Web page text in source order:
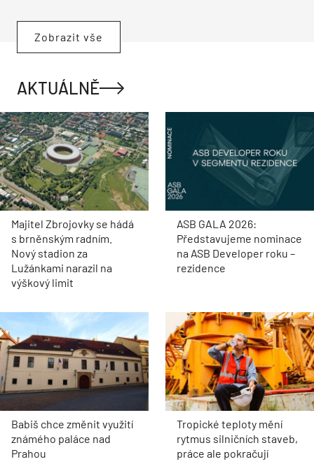
Zobrazit vše
AKTUÁLNĚ
Majitel Zbrojovky se hádá
s brněnským radním.
Nový stadion za
Lužánkami narazil na
výškový limit
ASB GALA 2026:
Představujeme nominace
na ASB Developer roku –
rezidence
Babiš chce změnit využití
známého paláce nad
Prahou
Tropické teploty mění
rytmus silničních staveb,
práce ale pokračují